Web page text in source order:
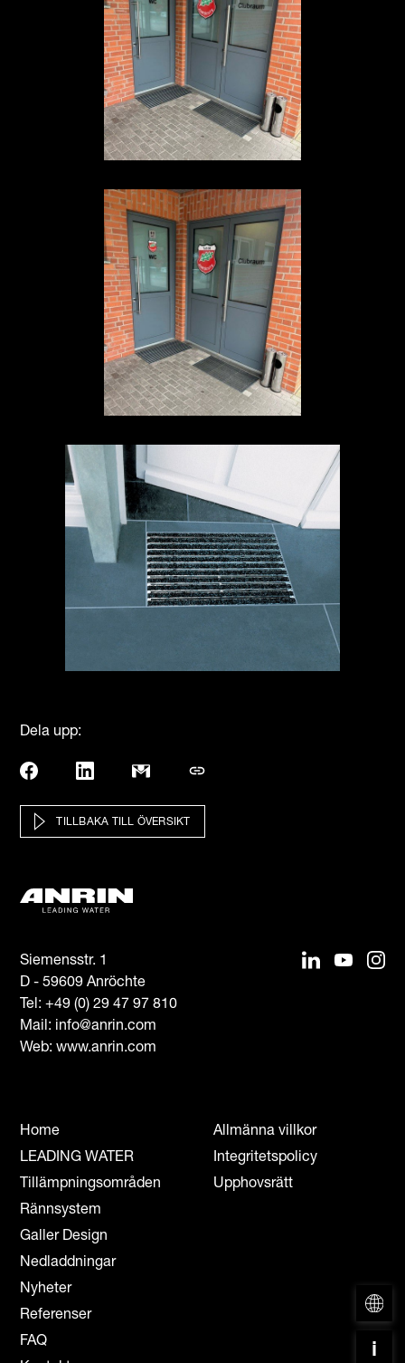
Dela upp:
TILLBAKA TILL ÖVERSIKT
Siemensstr. 1
D - 59609 Anröchte
Tel:+49 (0) 29 47 97 810
Mail: info@anrin.com
Web: www.anrin.com
Home
LEADING WATER
Tillämpningsområden
Rännsystem
Galler Design
Nedladdningar
Nyheter
Referenser
FAQ
Allmänna villkor
Integritetspolicy
Upphovsrätt